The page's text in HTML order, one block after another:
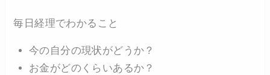
毎日経理でわかること
今の自分の現状がどうか？
お金がどのくらいあるか？